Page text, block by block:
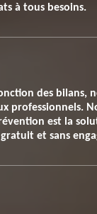
à tous besoins.
des bilans,
professionnels.
est la
et sans